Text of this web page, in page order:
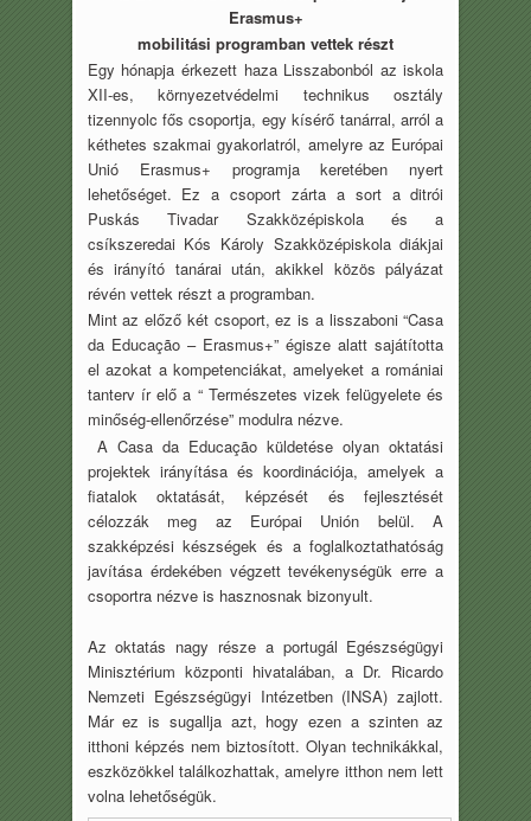
Erasmus+
mobilitási programban vettek részt
Egy hónapja érkezett haza Lisszabonból az iskola
XII-es, környezetvédelmi technikus osztály
tizennyolc fős csoportja, egy kísérő tanárral, arról a
kéthetes szakmai gyakorlatról, amelyre az Európai
Unió Erasmus+ programja keretében nyert
lehetőséget. Ez a csoport zárta a sort a ditrói
Puskás Tivadar Szakközépiskola és a
csíkszeredai Kós Károly Szakközépiskola diákjai
és irányító tanárai után, akikkel közös pályázat
révén vettek részt a programban.
Mint az előző két csoport, ez is a lisszaboni “Casa
da Educação – Erasmus+” égisze alatt sajátította
el azokat a kompetenciákat, amelyeket a romániai
tanterv ír elő a “ Természetes vizek felügyelete és
minőség-ellenőrzése” modulra nézve.
A Casa da Educação küldetése olyan oktatási
projektek irányítása és koordinációja, amelyek a
fiatalok oktatását, képzését és fejlesztését
célozzák meg az Európai Unión belül. A
szakképzési készségek és a foglalkoztathatóság
javítása érdekében végzett tevékenységük erre a
csoportra nézve is hasznosnak bizonyult.
Az oktatás nagy része a portugál Egészségügyi
Minisztérium központi hivatalában, a Dr. Ricardo
Nemzeti Egészségügyi Intézetben (INSA) zajlott.
Már ez is sugallja azt, hogy ezen a szinten az
itthoni képzés nem biztosított. Olyan technikákkal,
eszközökkel találkozhattak, amelyre itthon nem lett
volna lehetőségük.